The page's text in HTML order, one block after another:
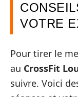
VOTRE
Pour tirer le
au CrossFit
suivre. Voici